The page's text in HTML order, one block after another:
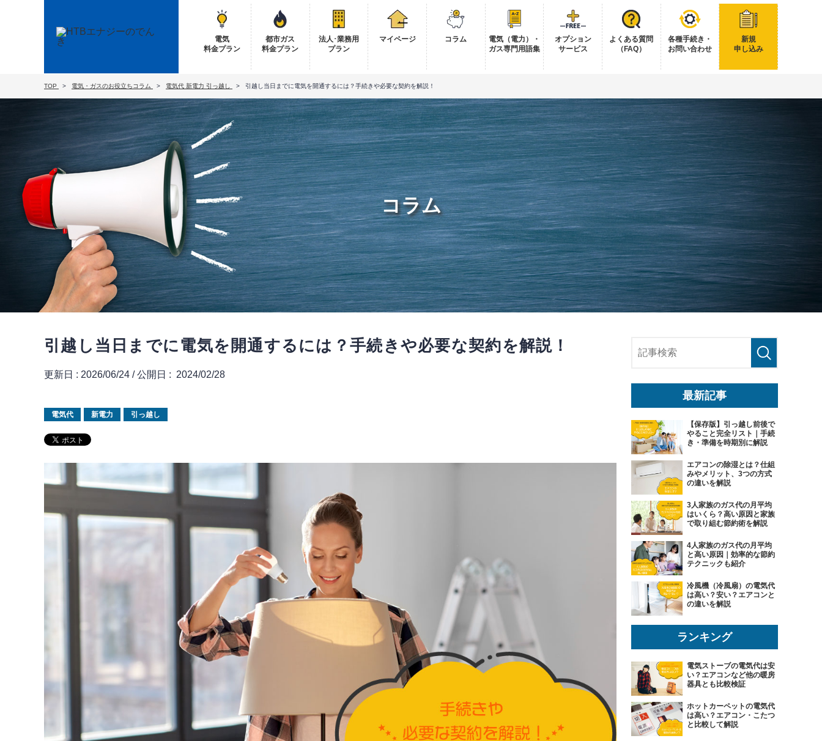
電気
料金プラン
都市ガス
料金プラン
法人･業務用
プラン
マイページ コラム
電気（電力）・
ガス専門用語集
オプション
サービス
よくある質問
（FAQ）
各種手続き・
お問い合わせ
新規
申し込み
TOP 電気・ガスのお役立ちコラム 電気代 新電力 引っ越し 引越し当日までに電気を開通するには？手続きや必要な契約を解説！
コラム
引越し当日までに電気を開通するには？手続きや必要な契約を解説！
更新日 : 2026/06/24 /公開日 : 2024/02/28
電気代 新電力 引っ越し
最新記事
【保存版】引っ越し前後で
やること完全リスト｜手続
き・準備を時期別に解説
エアコンの除湿とは？仕組
みやメリット、3つの方式
の違いを解説
3人家族のガス代の月平均
はいくら？高い原因と家族
で取り組む節約術を解説
4人家族のガス代の月平均
と高い原因｜効率的な節約
テクニックも紹介
冷風機（冷風扇）の電気代
は高い？安い？エアコンと
の違いを解説
ランキング
電気ストーブの電気代は安
い？エアコンなど他の暖房
器具とも比較検証
ホットカーペットの電気代
は高い？エアコン・こたつ
と比較して解説